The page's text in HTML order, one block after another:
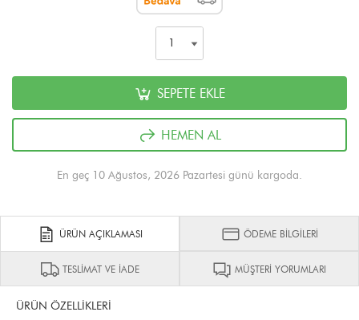
SEPETE EKLE
HEMEN AL
En geç 10 Ağustos, 2026 Pazartesi günü kargoda.
ÜRÜN AÇIKLAMASI ÖDEME BİLGİLERİ
TESLİMAT VE İADE MÜŞTERİ YORUMLARI
ÜRÜN ÖZELLİKLERİ